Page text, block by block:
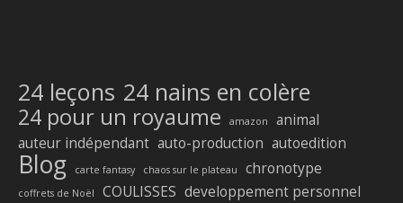
24 leçons 24 nains en colère
24 pour un royaume amazon
animal
auteur indépendant auto-production autoedition
Blog carte fantasy chaos sur le plateau chronotype
coffrets de Noël COULISSES developpement personnel